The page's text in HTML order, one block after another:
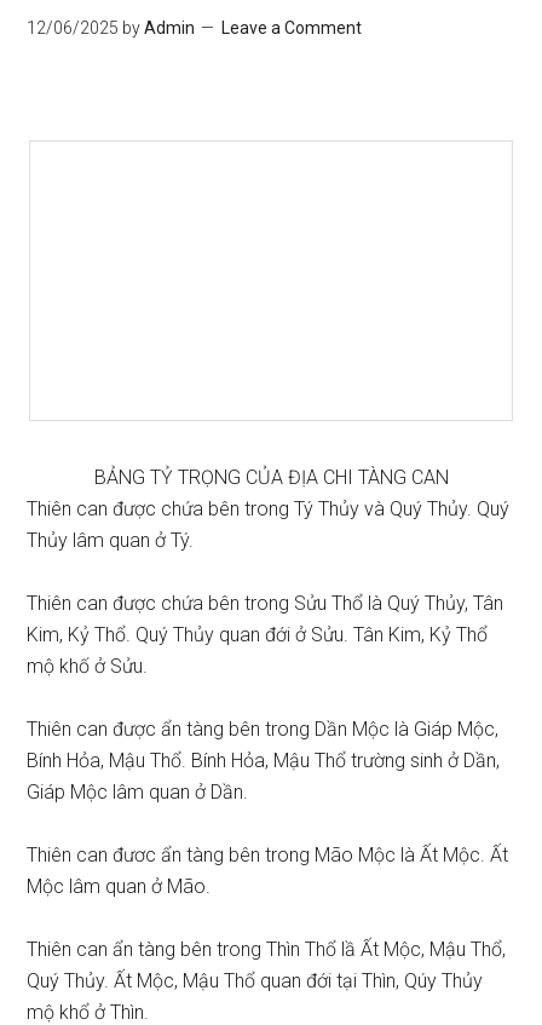
12/06/2025 byAdmin Leave a Comment
BẢNG TỶ TRỌNG CỦA ĐỊA CHI TÀNG CAN
Thiên can được chứa bên trong Tý Thủy và Quý Thủy. Quý
Thủy lâm quan ở Tý.
Thiên can được chứa bên trong Sửu Thổ là Quý Thủy, Tân
Kim, Kỷ Thổ. Quý Thủy quan đới ở Sửu. Tân Kim, Kỷ Thổ
mộ khố ở Sửu.
Thiên can được ẩn tàng bên trong Dần Mộc là Giáp Mộc,
Bính Hỏa, Mậu Thổ. Bính Hỏa, Mậu Thổ trường sinh ở Dần,
Giáp Mộc lâm quan ở Dần.
Thiên can đươc ẩn tàng bên trong Mão Mộc là Ất Mộc. Ất
Mộc lâm quan ở Mão.
Thiên can ẩn tàng bên trong Thìn Thổ lầ Ất Mộc, Mậu Thổ,
Quý Thủy. Ất Mộc, Mậu Thổ quan đới tại Thìn, Qúy Thủy
mộ khổ ở Thìn.